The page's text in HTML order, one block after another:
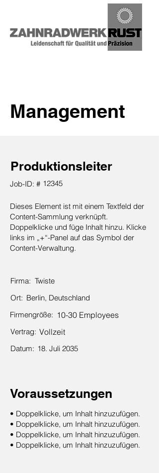
Management
Produktionsleiter
Job-ID: # 12345
Dieses Element ist mit einem Textfeld der
Content-Sammlung verknüpft.
Doppelklicke und füge Inhalt hinzu. Klicke
links im „+“-Panel auf das Symbol der
Content-Verwaltung.
Firma: Twiste
Ort: Berlin, Deutschland
Firmengröße: 10-30 Employees
Vertrag: Vollzeit
Datum: 18. Juli 2035
Voraussetzungen
• Doppelklicke, um Inhalt hinzuzufügen.
• Doppelklicke, um Inhalt hinzuzufügen.
• Doppelklicke, um Inhalt hinzuzufügen.
• Doppelklicke, um Inhalt hinzuzufügen.